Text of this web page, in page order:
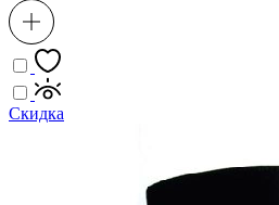
Скидка